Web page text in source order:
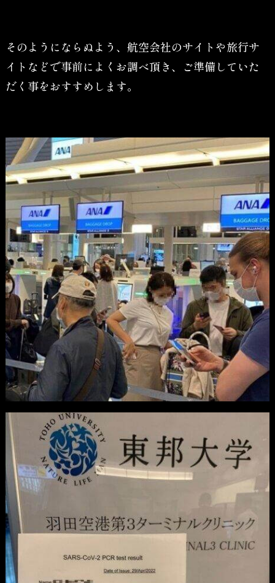
そのようにならぬよう、航空会社のサイトや旅行サ
イトなどで事前によくお調べ頂き、ご準備していた
だく事をおすすめします。